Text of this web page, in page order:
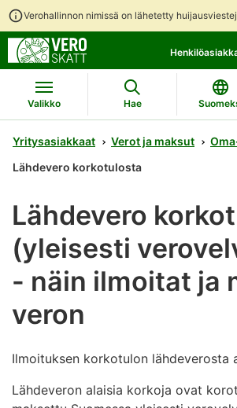
Verohallinnon nimissä on lähetetty
suoraan
sisältöön
koko
sivuston
hakuun
Valikko Hae
Yritysasiakkaat Verot ja maksut
Lähdevero korkotulosta
Lähdevero
(yleisesti
- näin ilmoitat ja
veron
Ilmoituksen korkotulon lähdeverosta
Lähdeveron alaisia korkoja ovat